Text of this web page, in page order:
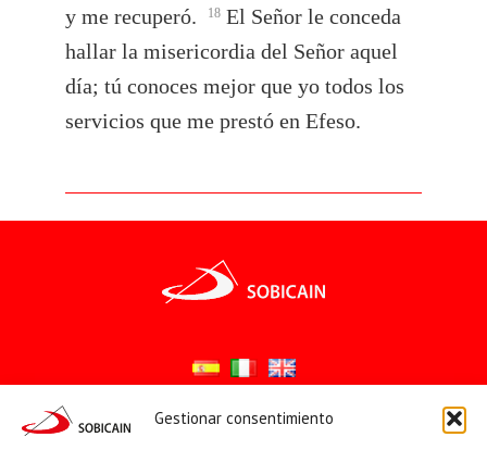
Gestionar consentimiento
y me recuperó.
18 El Señor le conceda
hallar la misericordia del Señor aquel
día; tú conoces mejor que yo todos los
servicios que me prestó en Efeso.